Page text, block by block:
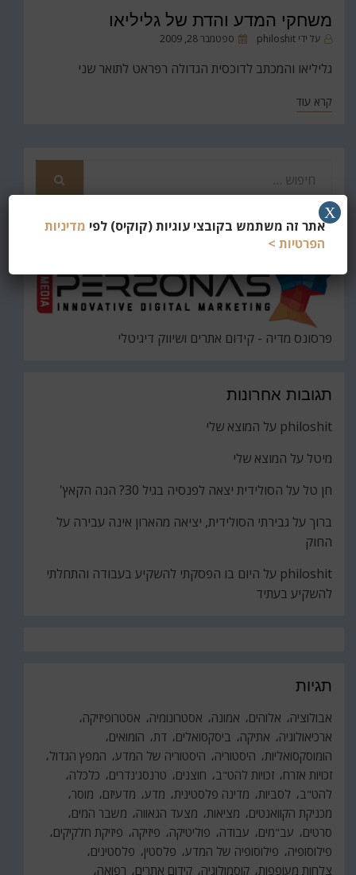
משחקי המדע והדת של גליליאו
על ידי philoshit
פורסםספטמבר 28, 2009
גליליאו והמכתב לדוכסית הגדולה רפראט לתואר שני
קרא עוד
חיפוש
פרסונס מדיה - קידום אתרים ושיווק דיגיטלי
תגובות אחרונות
philoshit על המוצא שלי
מיטל על המוצא שלי
חן טל על הסולידית יצאה לפנסיה בגיל 30? הנה הקאץ'
ברוך על גבירתי הסולידית, יציאה מהארון אינה עבירה על
החוק
philoshit על היום בו הפסקתי להשקיע בעבודה והתחלתי
להשקיע בעתיד
תגיות
אבולוציה אלוהים אמונה אסטרונומיה
אסטרופיזיקה
ארכיאולוגיה
אתיקה ביסקסואלים דת הומואים
הומוסקסואליות היסטוריה היסטוריה של המדע המפץ הגדול
זכויות אזרח זכויות להט"ב חוצנים טרנסג'נדרים
כלכלה
להט"ב
לסביות מדינה פלסטינית מדע מדעיזם
מוסר
מכניקת הקוואנטים
מציאות מצעד הגאווה
משבר המים
סרטים
עב"מים עבודה פוליטיקה פיזיקה
פיזיקת חלקיקים
פילוסופיה
פילוסופיה של המדע פלסטין פלסטינים
צלחות מעופפות קוסמולוגיה קידום אתרים רפואה
אתר זה משתמש בקובצי עוגיות (קוקיס) לפי מדיניות
הפרטיות >
X